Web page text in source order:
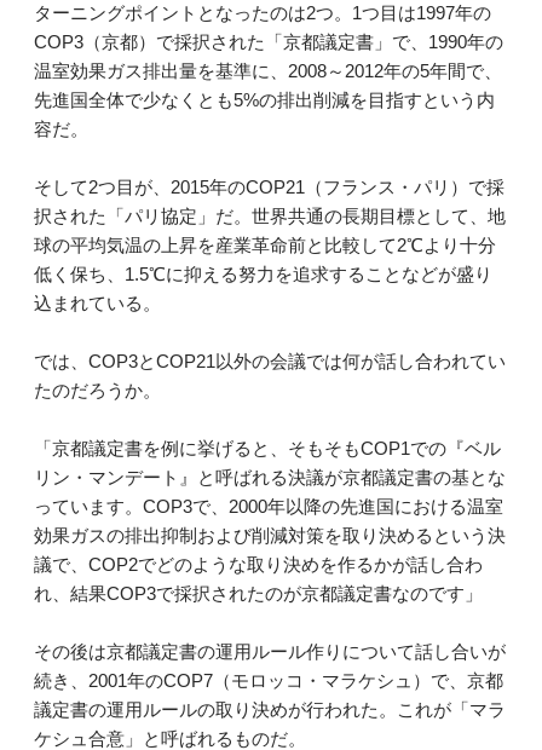
ターニングポイントとなったのは2つ。1つ目は1997年の
COP3（京都）で採択された「京都議定書」で、1990年の
温室効果ガス排出量を基準に、2008～2012年の5年間で、
先進国全体で少なくとも5%の排出削減を目指すという内
容だ。
そして2つ目が、2015年のCOP21（フランス・パリ）で採
択された「パリ協定」だ。世界共通の長期目標として、地
球の平均気温の上昇を産業革命前と比較して2℃より十分
低く保ち、1.5℃に抑える努力を追求することなどが盛り
込まれている。
では、COP3とCOP21以外の会議では何が話し合われてい
たのだろうか。
「京都議定書を例に挙げると、そもそもCOP1での『ベル
リン・マンデート』と呼ばれる決議が京都議定書の基とな
っています。COP3で、2000年以降の先進国における温室
効果ガスの排出抑制および削減対策を取り決めるという決
議で、COP2でどのような取り決めを作るかが話し合わ
れ、結果COP3で採択されたのが京都議定書なのです」
その後は京都議定書の運用ルール作りについて話し合いが
続き、2001年のCOP7（モロッコ・マラケシュ）で、京都
議定書の運用ルールの取り決めが行われた。これが「マラ
ケシュ合意」と呼ばれるものだ。